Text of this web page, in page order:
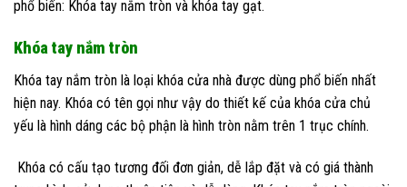
phổ biến: Khóa tay nắm tròn và khóa tay gạt.
Khóa tay nắm tròn
Khóa tay nắm tròn là loại khóa cửa nhà được dùng phổ biến nhất
hiện nay. Khóa có tên gọi như vậy do thiết kế của khóa cửa chủ
yếu là hình dáng các bộ phận là hình tròn nằm trên 1 trục chính.
Khóa có cấu tạo tương đối đơn giản, dễ lắp đặt và có giá thành